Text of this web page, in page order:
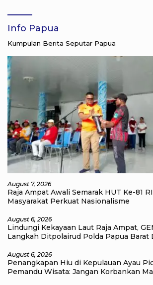
Info Papua
Kumpulan Berita Seputar Papua
August 7, 2026
Raja Ampat Awali Semarak HUT Ke-81
Masyarakat Perkuat Nasionalisme
August 6, 2026
Lindungi Kekayaan Laut Raja Ampat,
Langkah Ditpolairud Polda Papua Barat
August 6, 2026
Penangkapan Hiu di Kepulauan Ayau
Pemandu Wisata: Jangan Korbankan